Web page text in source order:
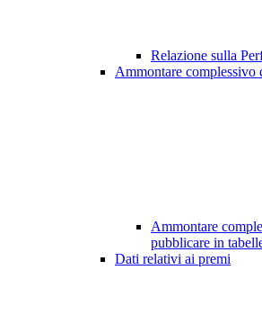
Relazione sulla
Ammontare complessivo
Ammontare
pubblicare in
Dati relativi ai premi